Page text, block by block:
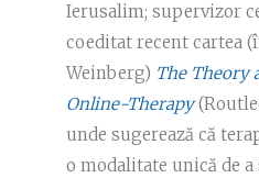
Ierusalim; supervizor
coeditat recent cartea
Weinberg) The Theory
Online-Therapy
unde sugerează că
o modalitate unică de